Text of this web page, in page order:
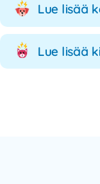
Lue lisää
Lue lisää